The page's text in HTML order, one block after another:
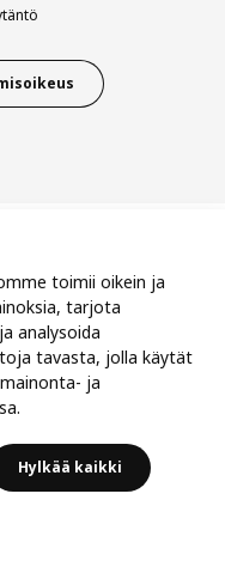
toimii oikein ja
tarjota
analysoida
tavasta, jolla käytät
ja
Hylkää kaikki